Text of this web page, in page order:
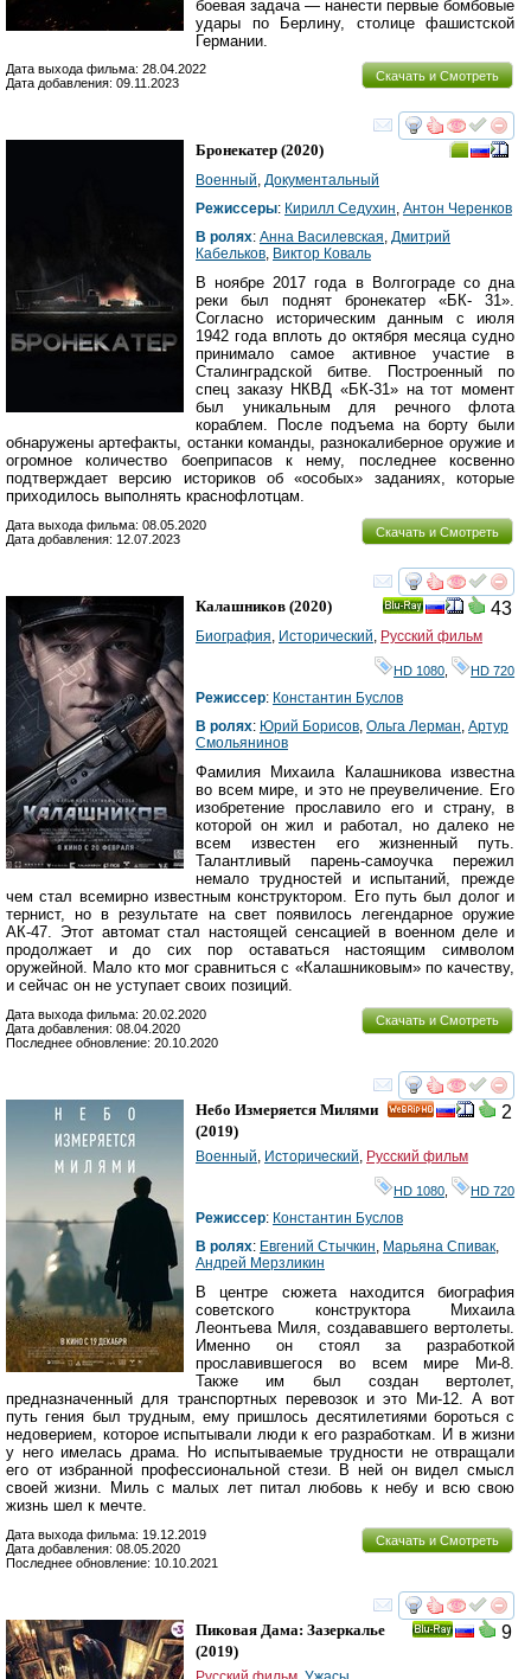
боевая задача — нанести первые бомбовые
удары по Берлину, столице фашистской
Германии.
Скачать и Смотреть
Дата выхода фильма: 28.04.2022
Дата добавления: 09.11.2023
смотреть
Бронекатер (2020)
Военный, Документальный
Режиссеры: Кирилл Седухин, Антон Черенков
В ролях: Анна Василевская, Дмитрий
Кабельков, Виктор Коваль
В ноябре 2017 года в Волгограде со дна
реки был поднят бронекатер «БК- 31».
Согласно историческим данным с июля
1942 года вплоть до октября месяца судно
принимало самое активное участие в
Сталинградской битве. Построенный по
спец заказу НКВД «БК-31» на тот момент
был уникальным для речного флота
кораблем. После подъема на борту были
обнаружены артефакты, останки команды, разнокалиберное оружие и
огромное количество боеприпасов к нему, последнее косвенно
подтверждает версию историков об «особых» заданиях, которые
приходилось выполнять краснофлотцам.
Скачать и Смотреть
Дата выхода фильма: 08.05.2020
Дата добавления: 12.07.2023
смотреть
43
Калашников (2020)
Биография, Исторический, Русский фильм
HD 1080 HD 720
Режиссер: Константин Буслов
В ролях: Юрий Борисов, Ольга Лерман, Артур
Смольянинов
Фамилия Михаила Калашникова известна
во всем мире, и это не преувеличение. Его
изобретение прославило его и страну, в
которой он жил и работал, но далеко не
всем известен его жизненный путь.
Талантливый парень-самоучка пережил
немало трудностей и испытаний, прежде
чем стал всемирно известным конструктором. Его путь был долог и
тернист, но в результате на свет появилось легендарное оружие
АК-47. Этот автомат стал настоящей сенсацией в военном деле и
продолжает и до сих пор оставаться настоящим символом
оружейной. Мало кто мог сравниться с «Калашниковым» по качеству,
и сейчас он не уступает своих позиций.
Скачать и Смотреть
Дата выхода фильма: 20.02.2020
Дата добавления: 08.04.2020
Последнее обновление: 20.10.2020
смотреть
2
Небо Измеряется Милями
(2019)
Военный, Исторический, Русский фильм
HD 1080 HD 720
Режиссер: Константин Буслов
В ролях: Евгений Стычкин, Марьяна Спивак,
Андрей Мерзликин
В центре сюжета находится биография
советского конструктора Михаила
Леонтьева Миля, создававшего вертолеты.
Именно он стоял за разработкой
прославившегося во всем мире Ми-8.
Также им был создан вертолет,
предназначенный для транспортных перевозок и это Ми-12. А вот
путь гения был трудным, ему пришлось десятилетиями бороться с
недоверием, которое испытывали люди к его разработкам. И в жизни
у него имелась драма. Но испытываемые трудности не отвращали
его от избранной профессиональной стези. В ней он видел смысл
своей жизни. Миль с малых лет питал любовь к небу и всю свою
жизнь шел к мечте.
Скачать и Смотреть
Дата выхода фильма: 19.12.2019
Дата добавления: 08.05.2020
Последнее обновление: 10.10.2021
смотреть
9
Пиковая Дама: Зазеркалье
(2019)